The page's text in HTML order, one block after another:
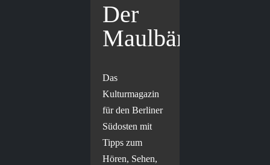
Der
Maulbär
Das
Kulturmagazin
für den Berliner
Südosten mit
Tipps zum
Hören, Sehen,